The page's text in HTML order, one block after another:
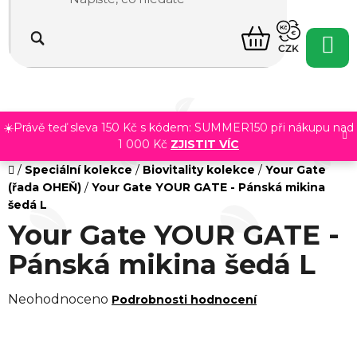
obsah
☀️Právě teď sleva 150 Kč s kódem: SUMMER150 při nákupu nad
1 000 Kč ZJISTIT VÍC
NÁKUPNÍ
KOŠÍK
CZK
Domů
/ Speciální kolekce / Biovitality kolekce / Your Gate
(řada OHEŇ) / Your Gate YOUR GATE - Pánská mikina
šedá L
Your Gate YOUR GATE -
Pánská mikina šedá L
Průměrné
Neohodnoceno Podrobnosti hodnocení